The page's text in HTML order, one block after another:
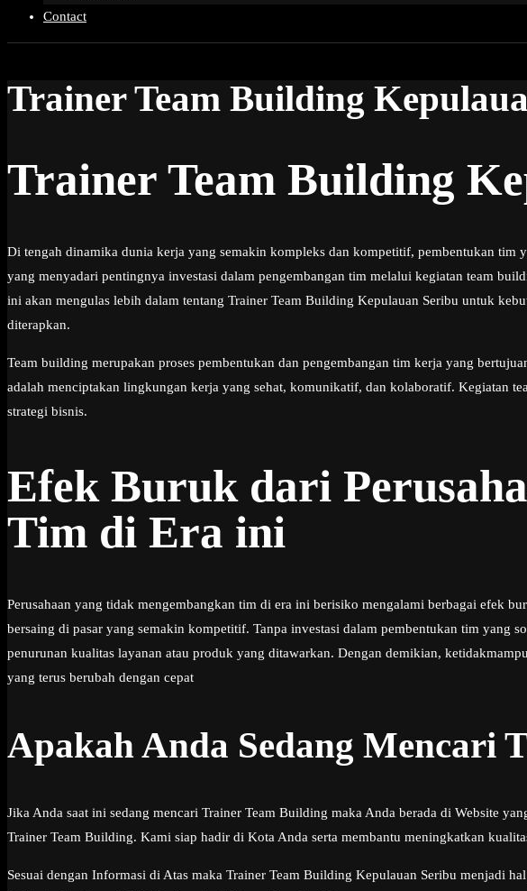
Contact
Trainer Team Building
Trainer Team Building
Di tengah dinamika dunia kerja yang semakin kompleks dan kompetitif, pembentukan tim
yang menyadari pentingnya investasi dalam pengembangan tim melalui kegiatan team
ini akan mengulas lebih dalam tentang Trainer Team Building Kepulauan Seribu untuk
diterapkan.
Team building merupakan proses pembentukan dan pengembangan tim kerja yang
adalah menciptakan lingkungan kerja yang sehat, komunikatif, dan kolaboratif. Kegiatan
strategi bisnis.
Efek Buruk dari
Tim di Era ini
Perusahaan yang tidak mengembangkan tim di era ini berisiko mengalami berbagai efek
bersaing di pasar yang semakin kompetitif. Tanpa investasi dalam pembentukan tim yang
penurunan kualitas layanan atau produk yang ditawarkan. Dengan demikian,
yang terus berubah dengan cepat
Apakah Anda Sedang Mencari
Jika Anda saat ini sedang mencari Trainer Team Building maka Anda berada di Website
Trainer Team Building. Kami siap hadir di Kota Anda serta membantu meningkatkan
Sesuai dengan Informasi di Atas maka Trainer Team Building Kepulauan Seribu menjadi